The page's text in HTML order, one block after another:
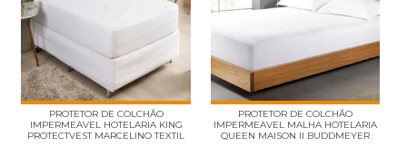
PROTETOR DE COLCHÃO
IMPERMEAVEL HOTELARIA KING
PROTECTVEST MARCELINO TEXTIL
PROTETOR DE COLCHÃO
IMPERMEAVEL MALHA HOTELARIA
QUEEN MAISON II BUDDMEYER